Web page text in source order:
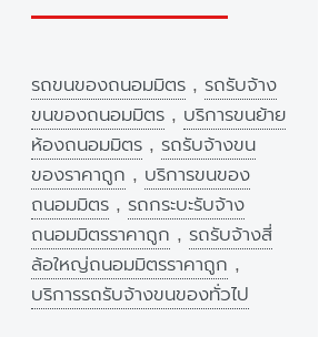
รถขนของถนอมมิตร , รถรับจ้าง
ขนของถนอมมิตร , บริการขนย้าย
ห้องถนอมมิตร , รถรับจ้างขน
ของราคาถูก , บริการขนของ
ถนอมมิตร , รถกระบะรับจ้าง
ถนอมมิตรราคาถูก , รถรับจ้างสี่
ล้อใหญ่ถนอมมิตรราคาถูก ,
บริการรถรับจ้างขนของทั่วไป